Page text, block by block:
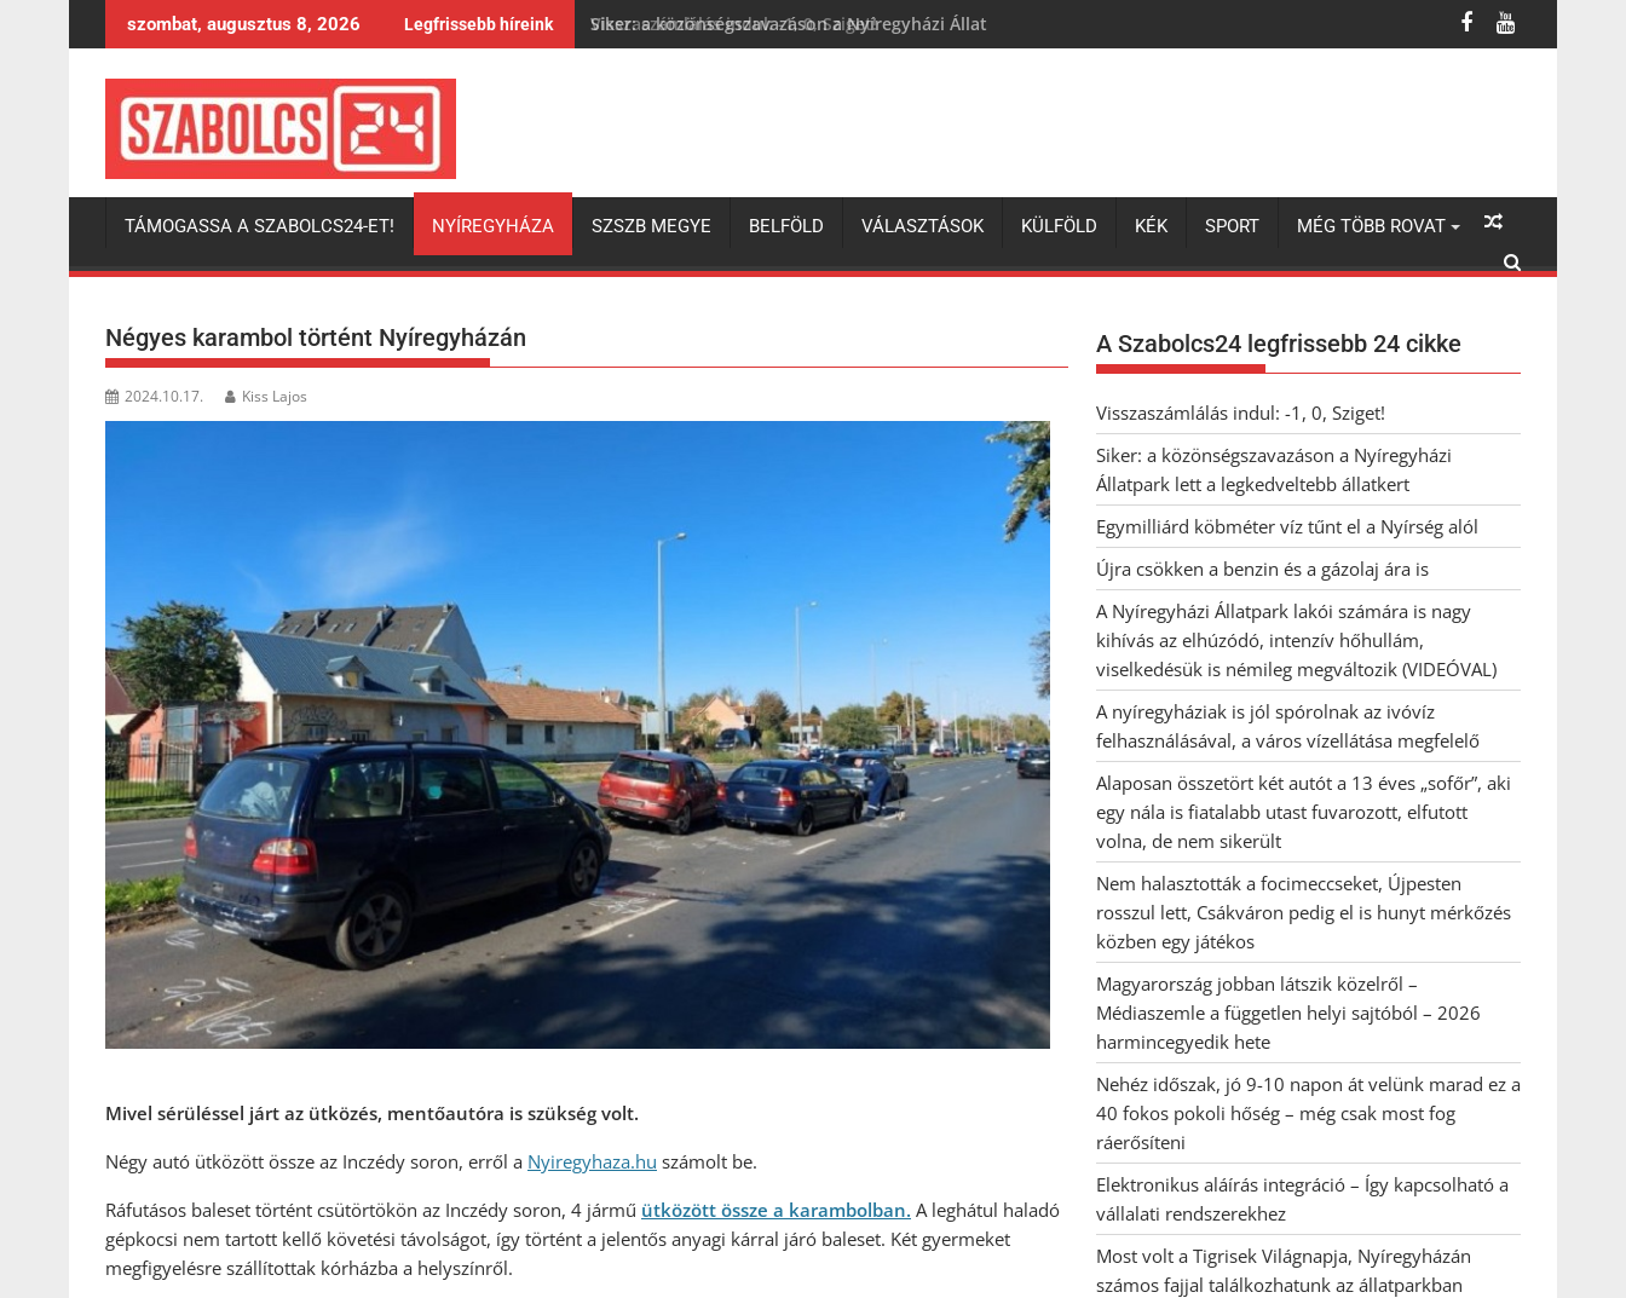
to
szombat, augusztus 8, 2026 Legfrissebb híreink Siker: a közönségszavazáson a Nyíregyházi Állatpark lett a legkedveltebb állatkert
TÁMOGASSA A SZABOLCS24-ET! NYÍREGYHÁZA SZSZB MEGYE BELFÖLD VÁLASZTÁSOK KÜLFÖLD KÉK SPORT MÉG TÖBB ROVAT
Négyes karambol történt Nyíregyházán
2024.10.17. Kiss Lajos
Mivel sérüléssel járt az ütközés, mentőautóra is szükség volt.
Négy autó ütközött össze az Inczédy soron, erről a Nyiregyhaza.hu számolt be.
Ráfutásos baleset történt csütörtökön az Inczédy soron, 4 jármű ütközött össze a karambolban. A leghátul haladó
gépkocsi nem tartott kellő követési távolságot, így történt a jelentős anyagi kárral járó baleset. Két gyermeket
megfigyelésre szállítottak kórházba a helyszínről.
A Szabolcs24 legfrissebb 24 cikke
Visszaszámlálás indul: -1, 0, Sziget!
Siker: a közönségszavazáson a Nyíregyházi
Állatpark lett a legkedveltebb állatkert
Egymilliárd köbméter víz tűnt el a Nyírség alól
Újra csökken a benzin és a gázolaj ára is
A Nyíregyházi Állatpark lakói számára is nagy
kihívás az elhúzódó, intenzív hőhullám,
viselkedésük is némileg megváltozik (VIDEÓVAL)
A nyíregyháziak is jól spórolnak az ivóvíz
felhasználásával, a város vízellátása megfelelő
Alaposan összetört két autót a 13 éves „sofőr”, aki
egy nála is fiatalabb utast fuvarozott, elfutott
volna, de nem sikerült
Nem halasztották a focimeccseket, Újpesten
rosszul lett, Csákváron pedig el is hunyt mérkőzés
közben egy játékos
Magyarország jobban látszik közelről –
Médiaszemle a független helyi sajtóból – 2026
harmincegyedik hete
Nehéz időszak, jó 9-10 napon át velünk marad ez a
40 fokos pokoli hőség – még csak most fog
ráerősíteni
Elektronikus aláírás integráció – Így kapcsolható a
vállalati rendszerekhez
Most volt a Tigrisek Világnapja, Nyíregyházán
számos fajjal találkozhatunk az állatparkban